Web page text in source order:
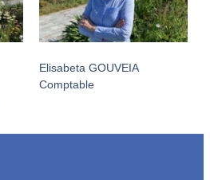
Elisabeta GOUVEIA
Comptable